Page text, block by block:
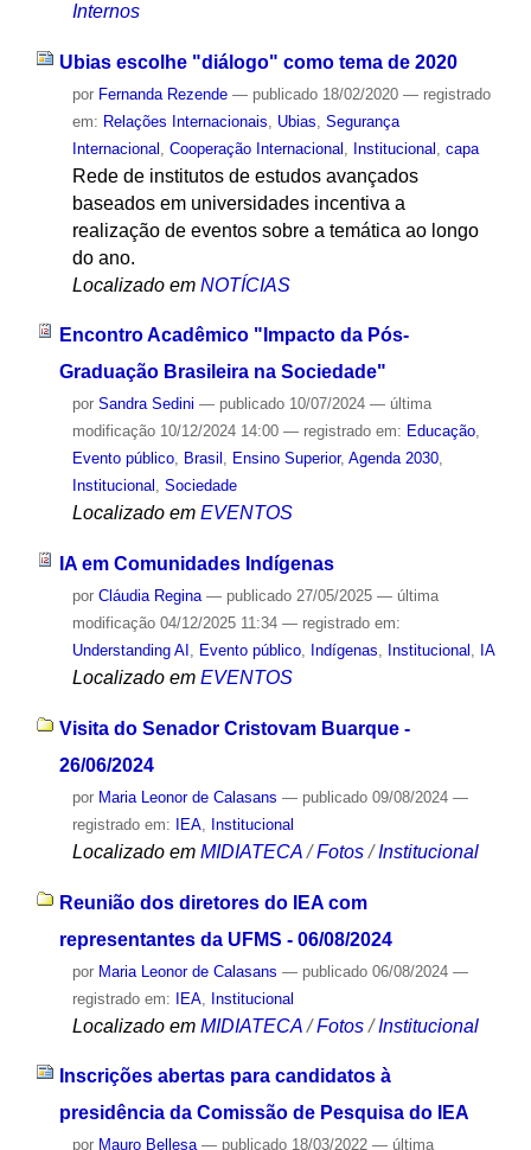
Internos
Ubias escolhe "diálogo" como tema de 2020
por Fernanda Rezende — publicado18/02/2020 — registrado
em: Relações Internacionais Ubias Segurança
Internacional Cooperação Internacional Institucional capa
Rede de institutos de estudos avançados
baseados em universidades incentiva a
realização de eventos sobre a temática ao longo
do ano.
Localizado em NOTÍCIAS
Encontro Acadêmico "Impacto da Pós-
Graduação Brasileira na Sociedade"
por Sandra Sedini — publicado10/07/2024 — última
modificação10/12/2024 14:00 — registrado em: Educação,
Evento público, Brasil , Ensino Superior, Agenda 2030,
Institucional , Sociedade
Localizado em EVENTOS
IA em Comunidades Indígenas
por Cláudia Regina — publicado27/05/2025 — última
modificação04/12/2025 11:34 — registrado em:
Understanding AI , Evento público, Indígenas, Institucional , IA
Localizado em EVENTOS
Visita do Senador Cristovam Buarque -
26/06/2024
por Maria Leonor de Calasans — publicado09/08/2024 —
registrado em:
IEA, Institucional
Localizado em MIDIATECA /Fotos /Institucional
Reunião dos diretores do IEA com
representantes da UFMS - 06/08/2024
por Maria Leonor de Calasans — publicado06/08/2024 —
registrado em: IEA, Institucional
Localizado em MIDIATECA /Fotos /Institucional
Inscrições abertas para candidatos à
presidência da Comissão de Pesquisa do IEA
por Mauro Bellesa — publicado18/03/2022 — última